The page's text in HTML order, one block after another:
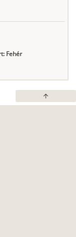
Fehér
arrow_upward